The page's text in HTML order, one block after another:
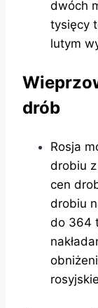
dwóch
tysięcy
lutym
drób
Rosja
drobiu
cen
drobiu
do 364